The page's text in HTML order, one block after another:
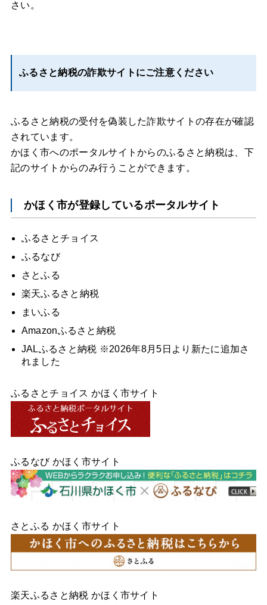
さい。
ふるさと納税の詐欺サイトにご注意ください
ふるさと納税の受付を偽装した詐欺サイトの存在が確認
されています。
かほく市へのポータルサイトからのふるさと納税は、下
記のサイトからのみ行うことができます。
かほく市が登録しているポータルサイト
ふるさとチョイス
ふるなび
さとふる
楽天ふるさと納税
まいふる
Amazonふるさと納税
JALふるさと納税 ※2026年8月5日より新たに追加さ
れました
ふるさとチョイス かほく市サイト
ふるなび かほく市サイト
さとふる かほく市サイト
楽天ふるさと納税 かほく市サイト